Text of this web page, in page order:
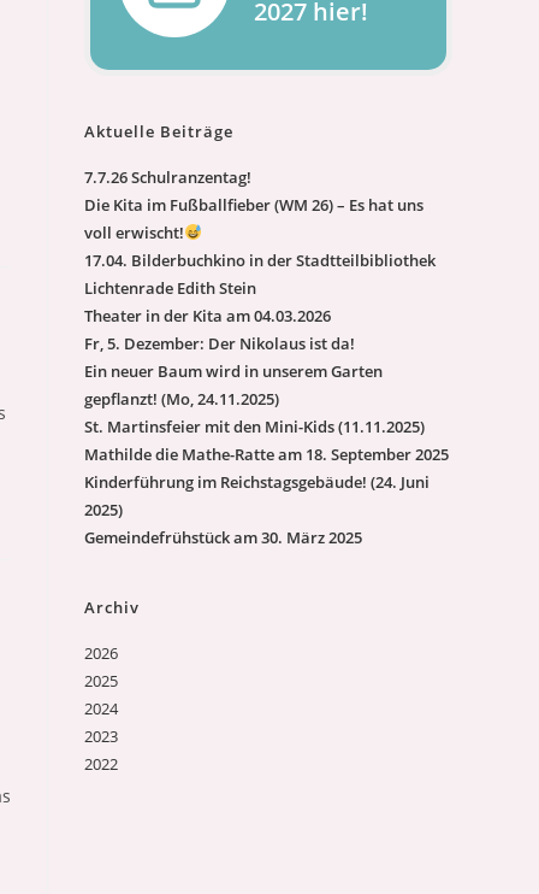
2027 hier!
Aktuelle Beiträge
7.7.26 Schulranzentag!
Die Kita im Fußballfieber (WM 26) – Es hat uns
voll erwischt!
17.04. Bilderbuchkino in der Stadtteilbibliothek
Lichtenrade Edith Stein
Theater in der Kita am 04.03.2026
Fr, 5. Dezember: Der Nikolaus ist da!
Ein neuer Baum wird in unserem Garten
gepflanzt! (Mo, 24.11.2025)
St. Martinsfeier mit den Mini-Kids (11.11.2025)
Mathilde die Mathe-Ratte am 18. September 2025
Kinderführung im Reichstagsgebäude! (24. Juni
2025)
Gemeindefrühstück am 30. März 2025
Archiv
2026
2025
2024
2023
2022